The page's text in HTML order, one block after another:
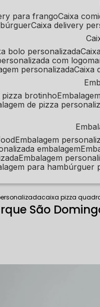
para frango caixa
caixa delivery
bolo personalizada
com
personalizada
pizza brotinho
de pizza
embalagem
embalagem
embalagem
para hambúrguer
caixa pizza
São